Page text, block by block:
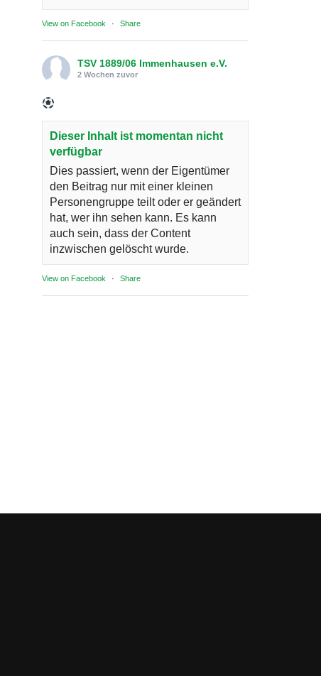
View on Facebook · Share
TSV 1889/06 Immenhausen e.V.
2 Wochen zuvor
Dieser Inhalt ist momentan nicht
verfügbar
Dies passiert, wenn der Eigentümer
den Beitrag nur mit einer kleinen
Personengruppe teilt oder er geändert
hat, wer ihn sehen kann. Es kann
auch sein, dass der Content
inzwischen gelöscht wurde.
View on Facebook · Share